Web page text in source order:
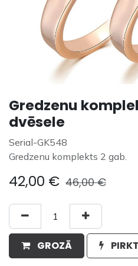
Gredzenu
dvēsele
Serial-GK548
Gredzenu komplekts 2 gab.
42,00 € 46,00€
GROZĀ